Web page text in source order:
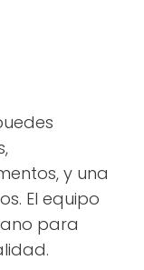
y una
El equipo
para